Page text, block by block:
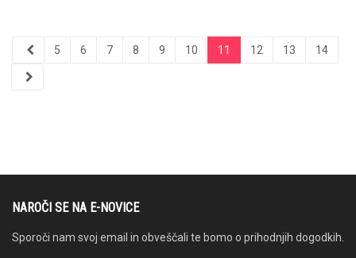
5 6 7 8 9 10 11 12 13 14
NAROČI SE NA E-NOVICE
Sporoči nam svoj email in obveščali te bomo o prihodnjih dogodkih.